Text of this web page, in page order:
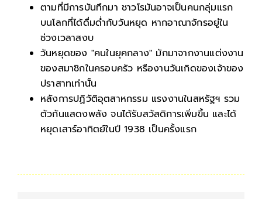
ตามที่มีการบันทึกมา ชาวโรมันอาจเป็นคนกลุ่มแรก
บนโลกที่ได้ดื่มด่ำกับวันหยุด หากอาณาจักรอยู่ใน
ช่วงเวลาสงบ
วันหยุดของ "คนในยุคกลาง" มักมาจากงานแต่งงาน
ของสมาชิกในครอบครัว หรืองานวันเกิดของเจ้าของ
ปราสาทเท่านั้น
หลังการปฏิวัติอุตสาหกรรม แรงงานในสหรัฐฯ รวม
ตัวกันแสดงพลัง จนได้รับสวัสดิการเพิ่มขึ้น และได้
หยุดเสาร์อาทิตย์ในปี 1938 เป็นครั้งแรก